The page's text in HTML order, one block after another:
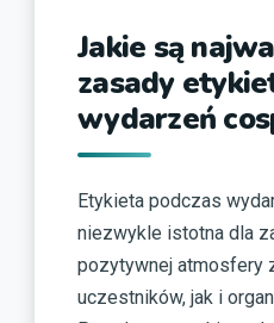
Jakie są
zasady
wydarzeń
Etykieta podczas
niezwykle istotna dla
pozytywnej atmosfery
uczestników, jak i